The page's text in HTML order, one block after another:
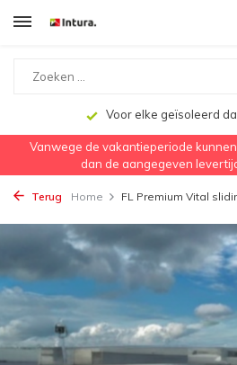
Voor elke geïsoleerd
Vanwege de vakantieperiode
dan de aangegeven
Terug Home FL Premium Vital